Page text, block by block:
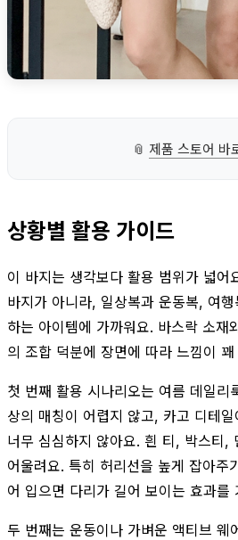
📎 제품 스토어 바
상황별 활용 가이드
이 바지는 생각보다 활용 범위가 넓어
바지가 아니라, 일상복과 운동복, 여
하는 아이템에 가까워요. 바스락 소재
의 조합 덕분에 장면에 따라 느낌이 꽤
첫 번째 활용 시나리오는 여름 데일리
상의 매칭이 어렵지 않고, 카고 디테
너무 심심하지 않아요. 흰 티, 박스티,
어울려요. 특히 허리선을 높게 잡아주
어 입으면 다리가 길어 보이는 효과를
두 번째는 운동이나 가벼운 액티브 웨